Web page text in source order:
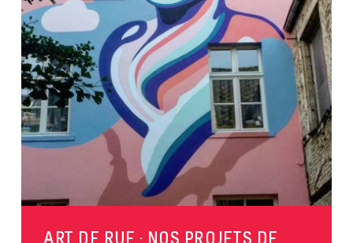
ART DE RUE : NOS PROJETS DE